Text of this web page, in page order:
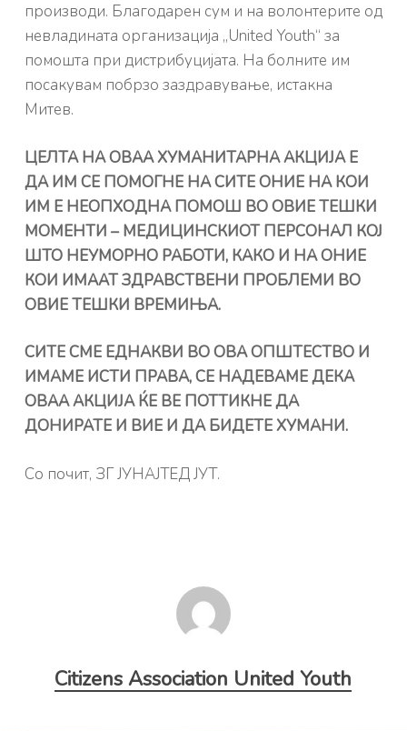
производи. Благодарен сум и на волонтерите од
невладината организација „United Youth“ за
помошта при дистрибуцијата. На болните им
посакувам побрзо заздравување, истакна
Митев.
ЦЕЛТА НА ОВАА ХУМАНИТАРНА АКЦИЈА Е
ДА ИМ СЕ ПОМОГНЕ НА СИТЕ ОНИЕ НА КОИ
ИМ Е НЕОПХОДНА ПОМОШ ВО ОВИЕ ТЕШКИ
МОМЕНТИ – МЕДИЦИНСКИОТ ПЕРСОНАЛ КОЈ
ШТО НЕУМОРНО РАБОТИ, КАКО И НА ОНИЕ
КОИ ИМААТ ЗДРАВСТВЕНИ ПРОБЛЕМИ ВО
ОВИЕ ТЕШКИ ВРЕМИЊА.
СИТЕ СМЕ ЕДНАКВИ ВО ОВА ОПШТЕСТВО И
ИМАМЕ ИСТИ ПРАВА, СЕ НАДЕВАМЕ ДЕКА
ОВАА АКЦИЈА ЌЕ ВЕ ПОТТИКНЕ ДА
ДОНИРАТЕ И ВИЕ И ДА БИДЕТЕ ХУМАНИ.
Со почит, ЗГ ЈУНАЈТЕД ЈУТ.
Citizens Association United Youth